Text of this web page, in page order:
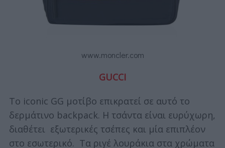
www.moncler.com
GUCCI
To iconic GG μοτίβο επικρατεί σε αυτό το
δερμάτινο backpack. Η τσάντα είναι ευρύχωρη,
διαθέτει εξωτερικές τσέπες και μία επιπλέον
στο εσωτερικό. Τα ριγέ λουράκια στα χρώματα